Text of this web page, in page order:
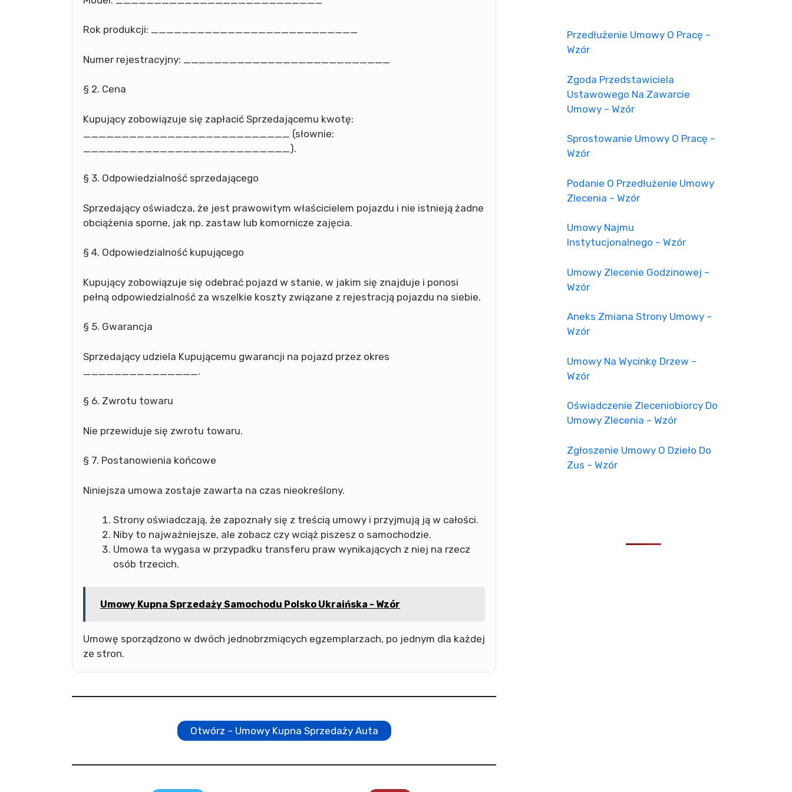
Rok produkcji: ___________________________
Numer rejestracyjny: ___________________________
§ 2. Cena
Kupujący zobowiązuje się zapłacić Sprzedającemu kwotę:
___________________________ (słownie:
___________________________).
§ 3. Odpowiedzialność sprzedającego
Sprzedający oświadcza, że jest prawowitym właścicielem pojazdu i nie istnieją żadne
obciążenia sporne, jak np. zastaw lub komornicze zajęcia.
§ 4. Odpowiedzialność kupującego
Kupujący zobowiązuje się odebrać pojazd w stanie, w jakim się znajduje i ponosi
pełną odpowiedzialność za wszelkie koszty związane z rejestracją pojazdu na siebie.
§ 5. Gwarancja
Sprzedający udziela Kupującemu gwarancji na pojazd przez okres
_______________.
§ 6. Zwrotu towaru
Nie przewiduje się zwrotu towaru.
§ 7. Postanowienia końcowe
Niniejsza umowa zostaje zawarta na czas nieokreślony.
Strony oświadczają, że zapoznały się z treścią umowy i przyjmują ją w całości.
Niby to najważniejsze, ale zobacz czy wciąż piszesz o samochodzie.
Umowa ta wygasa w przypadku transferu praw wynikających z niej na rzecz
osób trzecich.
Umowy Kupna Sprzedaży Samochodu Polsko Ukraińska - Wzór
Umowę sporządzono w dwóch jednobrzmiących egzemplarzach, po jednym dla każdej
ze stron.
Otwórz – Umowy Kupna Sprzedaży Auta
Przedłużenie Umowy O Pracę –
Wzór
Zgoda Przedstawiciela
Ustawowego Na Zawarcie
Umowy – Wzór
Sprostowanie Umowy O Pracę –
Wzór
Podanie O Przedłużenie Umowy
Zlecenia – Wzór
Umowy Najmu
Instytucjonalnego – Wzór
Umowy Zlecenie Godzinowej –
Wzór
Aneks Zmiana Strony Umowy –
Wzór
Umowy Na Wycinkę Drzew –
Wzór
Oświadczenie Zleceniobiorcy Do
Umowy Zlecenia – Wzór
Zgłoszenie Umowy O Dzieło Do
Zus – Wzór